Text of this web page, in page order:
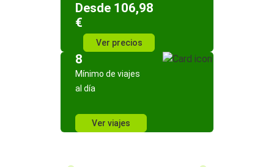
Desde 106,98
€
Ver precios
8
Mínimo de viajes
al día
Ver viajes